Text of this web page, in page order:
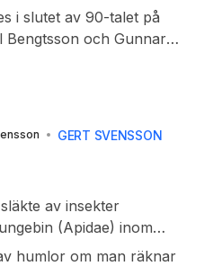
till den sena flytten är
Wittsjöskog, så vi
i slutet av 90-talet på
Bengtsson och Gunnar
Marie blivit engagerade i
När se sistnämnda
tillbaka till Wittsjöskog. I
kommer att trivas lika
GERT SVENSSON
av insekter
(Apidae) inom
humlor om man räknar